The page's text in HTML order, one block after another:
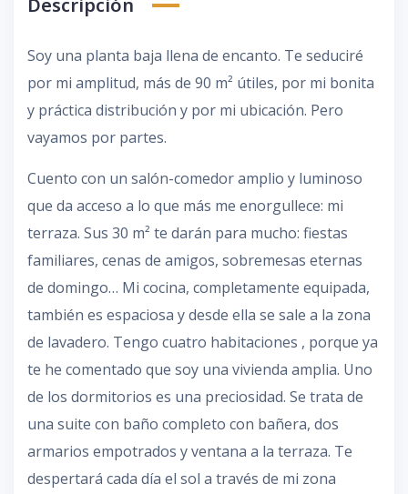
Soy una planta baja llena de encanto. Te seduciré
por mi amplitud, más de 90 m² útiles, por mi bonita
y práctica distribución y por mi ubicación. Pero
vayamos por partes.
Cuento con un salón-comedor amplio y luminoso
que da acceso a lo que más me enorgullece: mi
terraza. Sus 30 m² te darán para mucho: fiestas
familiares, cenas de amigos, sobremesas eternas
de domingo… Mi cocina, completamente equipada,
también es espaciosa y desde ella se sale a la zona
de lavadero. Tengo cuatro habitaciones , porque ya
te he comentado que soy una vivienda amplia. Uno
de los dormitorios es una preciosidad. Se trata de
una suite con baño completo con bañera, dos
armarios empotrados y ventana a la terraza. Te
despertará cada día el sol a través de mi zona